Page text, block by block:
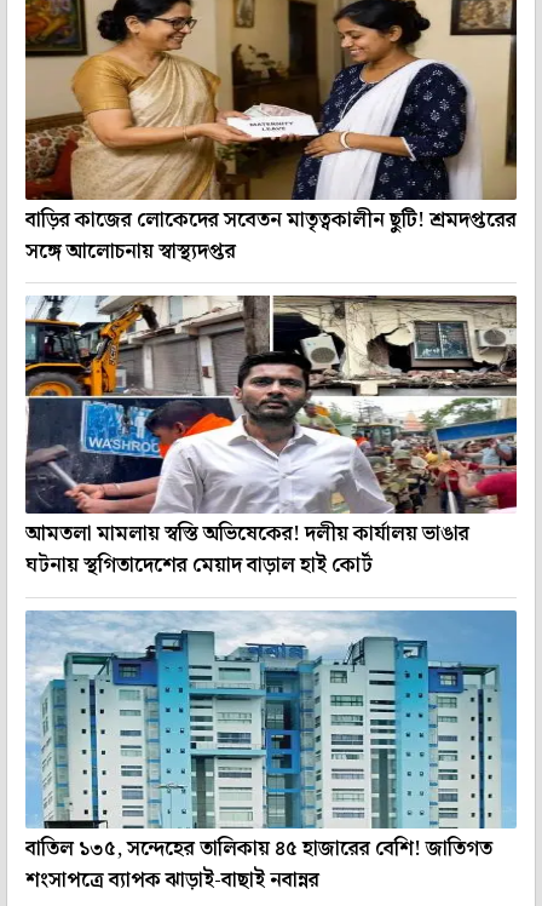
বাড়ির কাজের লোকেদের সবেতন মাতৃত্বকালীন ছুটি! শ্রমদপ্তরের
সঙ্গে আলোচনায় স্বাস্থ্যদপ্তর
আমতলা মামলায় স্বস্তি অভিষেকের! দলীয় কার্যালয় ভাঙার
ঘটনায় স্থগিতাদেশের মেয়াদ বাড়াল হাই কোর্ট
বাতিল ১৩৫, সন্দেহের তালিকায় ৪৫ হাজারের বেশি! জাতিগত
শংসাপত্রে ব্যাপক ঝাড়াই-বাছাই নবান্নর